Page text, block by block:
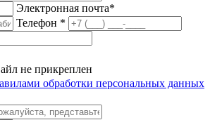
Электронная почта*
Телефон *
не прикреплен
обработки персональных данных